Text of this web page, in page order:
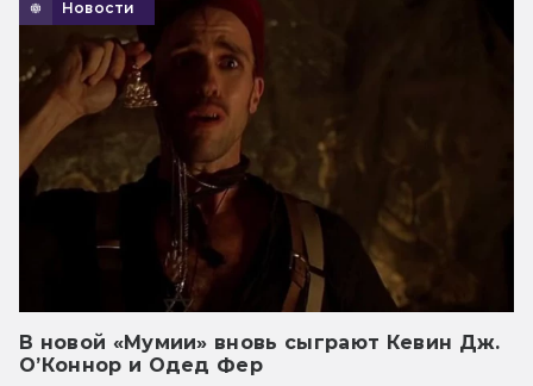
Новости
В новой «Мумии» вновь сыграют Кевин Дж.
О’Коннор и Одед Фер